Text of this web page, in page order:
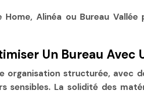
Home, Alinéa ou Bureau
Un Bureau Avec
organisation structurée,
sensibles. La solidité des